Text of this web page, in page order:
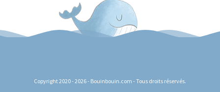
Copyright 2020 - 2026 - Bouinbouin.com - Tous droits réservés.